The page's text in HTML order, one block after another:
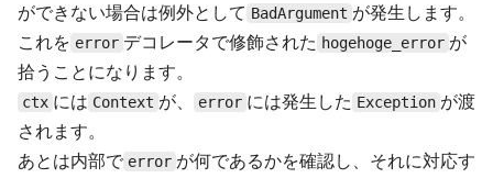
ができない場合は例外として BadArgument が発生します。
これを error デコレータで修飾された hogehoge_error が
拾うことになります。
ctx には Context が、 error には発生した Exception が渡
されます。
あとは内部で error が何であるかを確認し、それに対応す